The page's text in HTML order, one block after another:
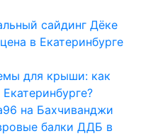
сайдинг Дёке
в Екатеринбурге
для крыши: как
на Бахчиванджи
балки ДДБ в